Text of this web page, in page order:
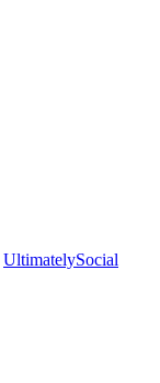
UltimatelySocial